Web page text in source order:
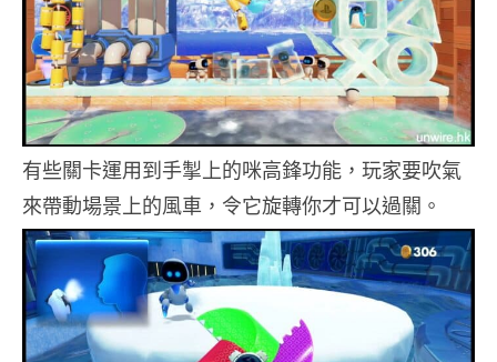
有些關卡運用到手掣上的咪高鋒功能，玩家要吹氣
來帶動場景上的風車，令它旋轉你才可以過關。